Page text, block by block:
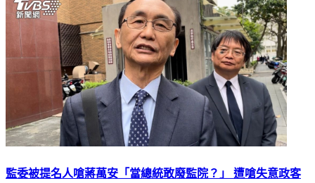
監委被提名人嗆蔣萬安「當總統敢廢監院？」 遭嗆失意政客